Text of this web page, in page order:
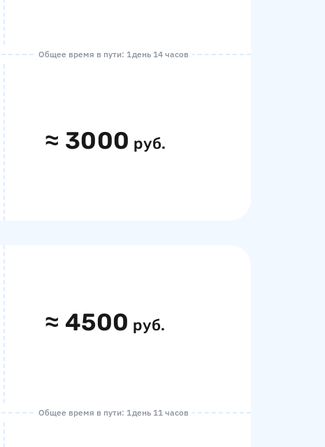
Общее время в пути: 1 день 14 часов
≈ 3000 руб.
≈ 4500 руб.
Общее время в пути: 1 день 11 часов